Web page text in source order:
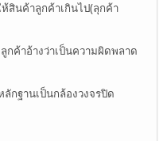
สินค้าลูกค้าเกินไป(ลุกค้า
ค้าอ้างว่าเป็นความผิดพลาด
กฐานเป็นกล้องวงจรปิด